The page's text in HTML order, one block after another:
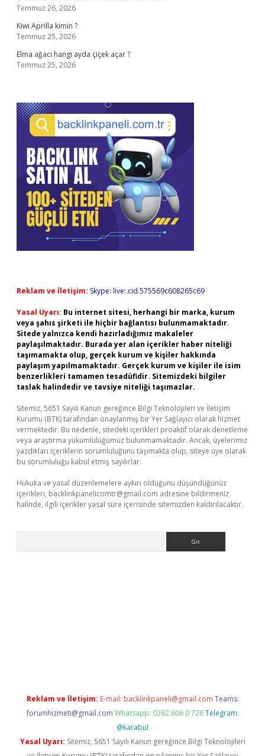
Temmuz 26, 2026
Kiwi Aprilla kimin ?
Temmuz 25, 2026
Elma ağacı hangi ayda çiçek açar ?
Temmuz 25, 2026
Reklam ve İletişim: Skype: live:.cid.575569c608265c69
Yasal Uyarı: Bu internet sitesi, herhangi bir marka, kurum
veya şahıs şirketi ile hiçbir bağlantısı bulunmamaktadır.
Sitede yalnızca kendi hazırladığımız makaleler
paylaşılmaktadır. Burada yer alan içerikler haber niteliği
taşımamakta olup, gerçek kurum ve kişiler hakkında
paylaşım yapılmamaktadır. Gerçek kurum ve kişiler ile isim
benzerlikleri tamamen tesadüfidir. Sitemizdeki bilgiler
taslak halindedir ve tavsiye niteliği taşımazlar.
Sitemiz, 5651 Sayılı Kanun gereğince Bilgi Teknolojileri ve İletişim
Kurumu (BTK) tarafından onaylanmış bir Yer Sağlayıcı olarak hizmet
vermektedir. Bu nedenle, sitedeki içerikleri proaktif olarak denetleme
veya araştırma yükümlülüğümüz bulunmamaktadır. Ancak, üyelerimiz
yazdıkları içeriklerin sorumluluğunu taşımakta olup, siteye üye olarak
bu sorumluluğu kabul etmiş sayılırlar.
Hukuka ve yasal düzenlemelere aykırı olduğunu düşündüğünüz
içerikleri, backlinkpanelicomtr@gmail.com adresine bildirmeniz
halinde, ilgili içerikler yasal süre içerisinde sitemizden kaldırılacaktır.
Reklam ve İletişim: E-mail: backlinkpaneli@gmail.com Teams:
forumhizmeti@gmail.com Whatsapp: 0262 606 0 726 Telegram:
@karabul
Yasal Uyarı: Sitemiz, 5651 Sayılı Kanun gereğince Bilgi Teknolojileri